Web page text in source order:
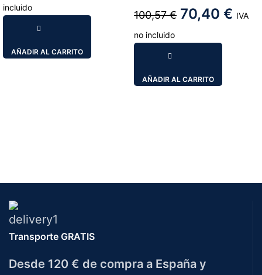
incluido
AÑADIR AL CARRITO
100,57€ 70,40 € IVA
no incluido
AÑADIR AL CARRITO
Transporte GRATIS
Desde 120 € de compra a España y